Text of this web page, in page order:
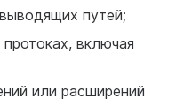
путей;
включая
или расширений